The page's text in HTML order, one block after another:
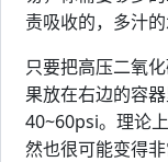
责吸收的，多汁的
只要把高压二氧
果放在右边的容
40~60psi。理论
然也很可能变得